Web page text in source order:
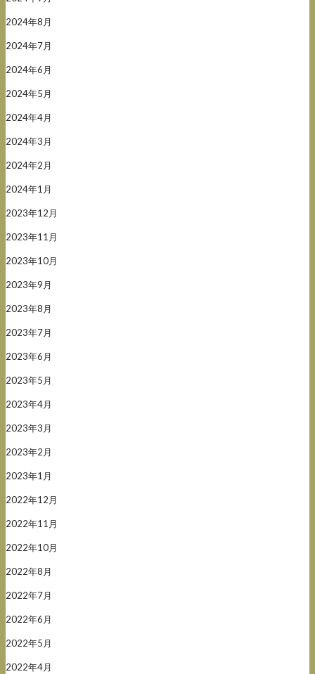
2024年8月
2024年7月
2024年6月
2024年5月
2024年4月
2024年3月
2024年2月
2024年1月
2023年12月
2023年11月
2023年10月
2023年9月
2023年8月
2023年7月
2023年6月
2023年5月
2023年4月
2023年3月
2023年2月
2023年1月
2022年12月
2022年11月
2022年10月
2022年8月
2022年7月
2022年6月
2022年5月
2022年4月